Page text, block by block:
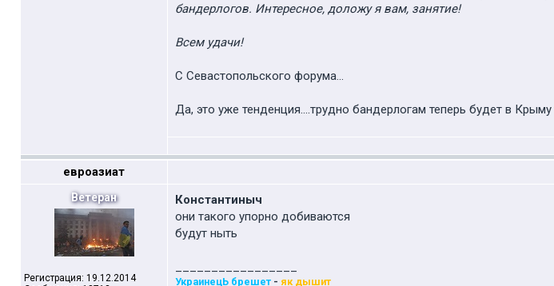
бандерлогов. Интересное, доложу я вам, занятие!
Всем удачи!
С Севастопольского форума...
Да, это уже тенденция....трудно бандерлогам теперь будет в Крыму
евроазиат
Ветеран
Регистрация: 19.12.2014
Константиныч
они такого упорно добиваются
будут ныть
УкраинецЬ брешет - як дышит